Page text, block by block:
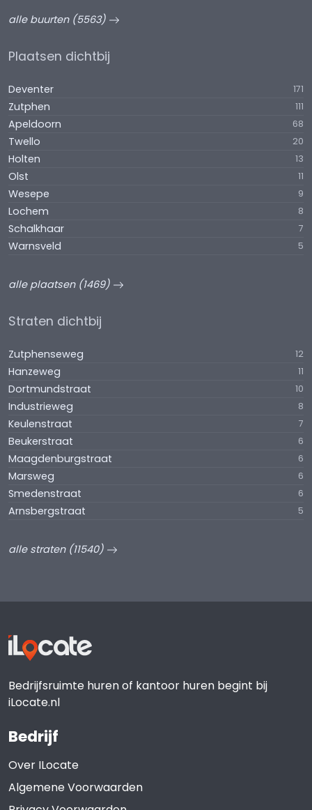
alle buurten (5563)
Plaatsen dichtbij
Deventer 171
Zutphen 111
Apeldoorn 68
Twello 20
Holten 13
Olst 11
Wesepe 9
Lochem 8
Schalkhaar 7
Warnsveld 5
alle plaatsen (1469)
Straten dichtbij
Zutphenseweg 12
Hanzeweg 11
Dortmundstraat 10
Industrieweg 8
Keulenstraat 7
Beukerstraat 6
Maagdenburgstraat 6
Marsweg 6
Smedenstraat 6
Arnsbergstraat 5
alle straten (11540)
Bedrijfsruimte huren of kantoor huren begint bij
iLocate.nl
Bedrijf
Over ILocate
Algemene Voorwaarden